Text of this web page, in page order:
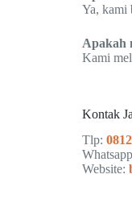
Ya, kami
Apakah
Kami
Kontak
Tlp:
Website: